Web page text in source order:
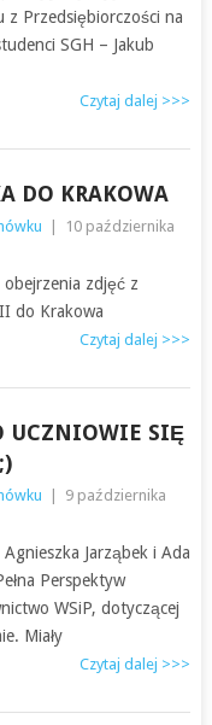
Przedsiębiorczości na
SGH – Jakub
Czytaj dalej >>>
DO KRAKOWA
10 października
obejrzenia zdjęć z
do Krakowa
Czytaj dalej >>>
UCZNIOWIE SIĘ
9 października
Jarząbek i Ada
Perspektyw
WSiP, dotyczącej
Miały
Czytaj dalej >>>